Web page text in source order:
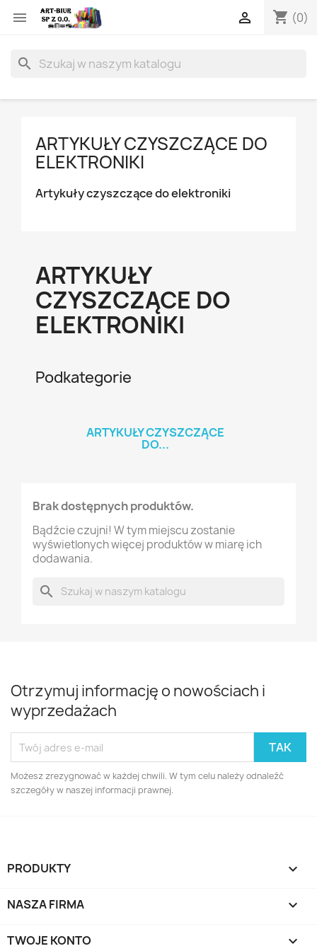
 shopping_cart (0)

search
ARTYKUŁY CZYSZCZĄCE DO
ELEKTRONIKI
Artykuły czyszczące do elektroniki
ARTYKUŁY
CZYSZCZĄCE DO
ELEKTRONIKI
Podkategorie
ARTYKUŁY CZYSZCZĄCE
DO...
Brak dostępnych produktów.
Bądźcie czujni! W tym miejscu zostanie
wyświetlonych więcej produktów w miarę ich
dodawania.
search
Otrzymuj informację o nowościach i
wyprzedażach
Możesz zrezygnować w każdej chwili. W tym celu należy odnaleźć
szczegóły w naszej informacji prawnej.
PRODUKTY 
NASZA FIRMA 
TWOJE KONTO 